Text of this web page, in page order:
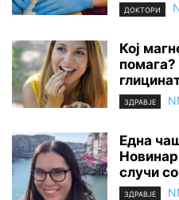
ДОКТОРИ
Кој
помага?
ЗДРАВЈЕ
Една
случи
ЗДРАВЈЕ